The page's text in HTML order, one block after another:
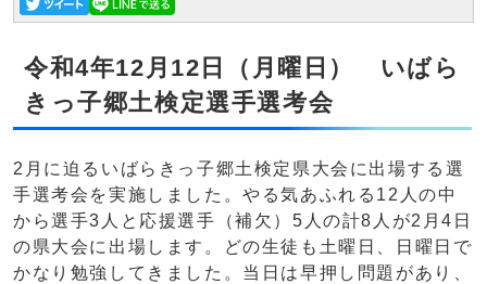
令和4年12月12日（月曜日） いばら
きっ子郷土検定選手選考会
2月に迫るいばらきっ子郷土検定県大会に出場する選
手選考会を実施しました。やる気あふれる12人の中
から選手3人と応援選手（補欠）5人の計8人が2月4日
の県大会に出場します。どの生徒も土曜日、日曜日で
かなり勉強してきました。当日は早押し問題があり、